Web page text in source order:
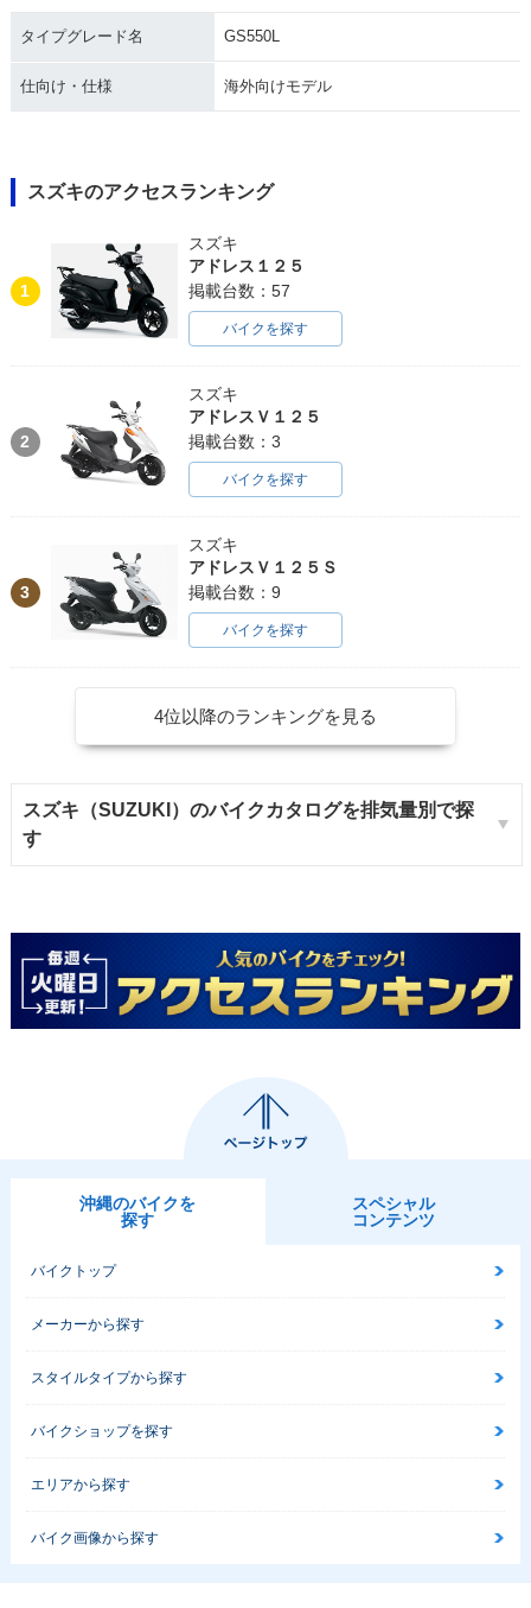
タイプグレード名 GS550L
仕向け・仕様 海外向けモデル
スズキのアクセスランキング
1
スズキ
アドレス１２５
掲載台数：57
バイクを探す
2
スズキ
アドレスＶ１２５
掲載台数：3
バイクを探す
3
スズキ
アドレスＶ１２５Ｓ
掲載台数：9
バイクを探す
4位以降のランキングを見る
スズキ（SUZUKI）のバイクカタログを排気量別で探
す
沖縄のバイクを
探す
スペシャル
コンテンツ
バイクトップ
メーカーから探す
スタイルタイプから探す
バイクショップを探す
エリアから探す
バイク画像から探す